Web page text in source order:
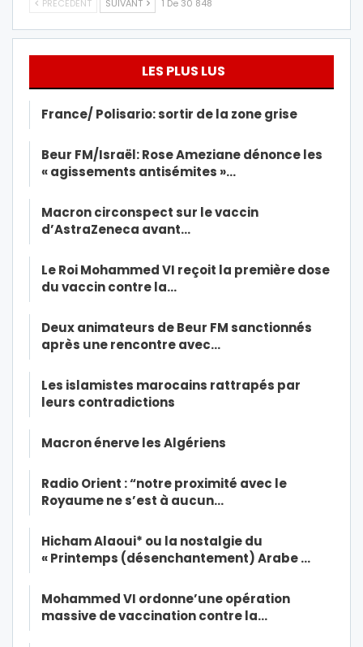
PRÉCÉDENT SUIVANT 1 De 30 848
LES PLUS LUS
France/ Polisario: sortir de la zone grise
Beur FM/Israël: Rose Ameziane dénonce les
« agissements antisémites »…
Macron circonspect sur le vaccin
d’AstraZeneca avant…
Le Roi Mohammed VI reçoit la première dose
du vaccin contre la…
Deux animateurs de Beur FM sanctionnés
après une rencontre avec…
Les islamistes marocains rattrapés par
leurs contradictions
Macron énerve les Algériens
Radio Orient : “notre proximité avec le
Royaume ne s’est à aucun…
Hicham Alaoui* ou la nostalgie du
« Printemps (désenchantement) Arabe …
Mohammed VI ordonne’une opération
massive de vaccination contre la…